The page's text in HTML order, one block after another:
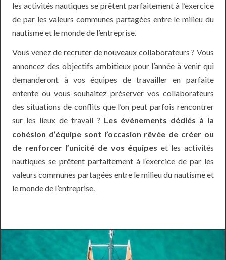
les activités nautiques se prêtent parfaitement à l’exercice
de par les valeurs communes partagées entre le milieu du
nautisme et le monde de l’entreprise.
Vous venez de recruter de nouveaux collaborateurs ? Vous
annoncez des objectifs ambitieux pour l’année à venir qui
demanderont à vos équipes de travailler en parfaite
entente ou vous souhaitez préserver vos collaborateurs
des situations de conflits que l’on peut parfois rencontrer
sur les lieux de travail ? Les évènements dédiés à la
cohésion d’équipe sont l’occasion rêvée de créer ou
de renforcer l’unicité de vos équipes et les activités
nautiques se prêtent parfaitement à l’exercice de par les
valeurs communes partagées entre le milieu du nautisme et
le monde de l’entreprise.